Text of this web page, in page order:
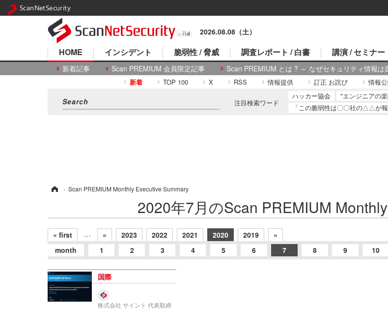
2026.08.08（土）
HOME
新着記事 Scan PREMIUM 会員限定記事 Scan PREMIUM とは ? ～ なぜセキュリティ情報は
インシデント 脆弱性 / 脅威 調査レポート / 白書 講演 / セミナー
新着 TOP 100 X RSS 情報提供 訂正 お詫び 情報
注目検索ワード
ハッカー協会 "エンジニアの
「この脆弱性は〇〇社の△△が報
› Scan PREMIUM Monthly Executive Summary
2020年7月のScan PREMIUM
« first … « 2023 2022 2021 2020 2019
»
month
1 2 3 4 5 6 7 8 9 10
国際
株式会社 サイント 代表取締
ScanNetSecurity